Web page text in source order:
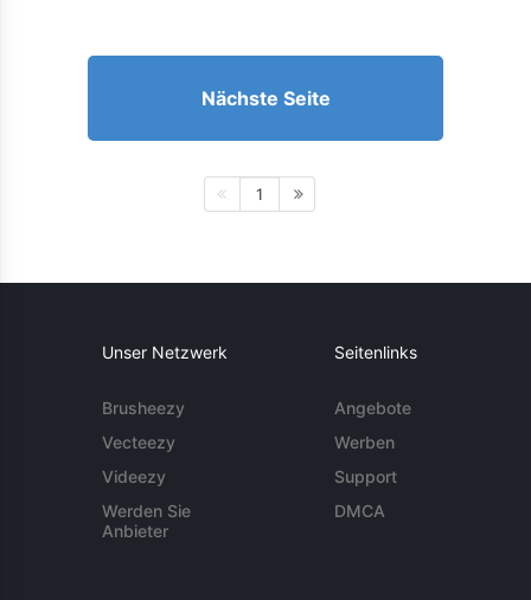
Nächste Seite
1
Unser Netzwerk
Brusheezy
Vecteezy
Videezy
Werden Sie
Anbieter
Seitenlinks
Angebote
Werben
Support
DMCA